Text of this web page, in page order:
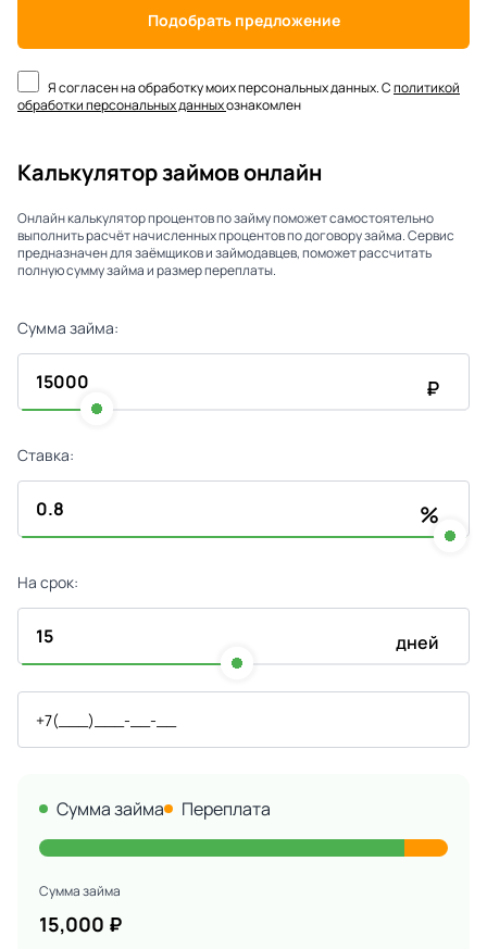
Подобрать предложение
Я согласен на обработку моих персональных данных. Сполитикой
обработки персональных данныхознакомлен
Калькулятор займов онлайн
Онлайн калькулятор процентов по займу поможет самостоятельно
выполнить расчёт начисленных процентов по договору займа. Сервис
предназначен для заёмщиков и займодавцев, поможет рассчитать
полную сумму займа и размер переплаты.
Сумма займа:
₽
Ставка:
%
На срок:
дней
Сумма займа Переплата
Сумма займа
15,000 ₽